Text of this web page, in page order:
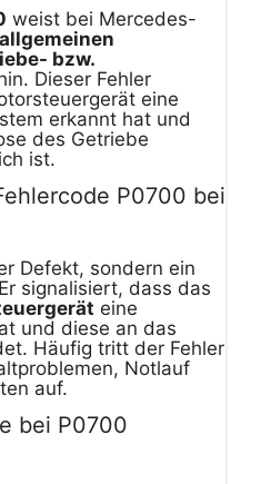
weist bei Mercedes-
allgemeinen
bzw.
Dieser Fehler
eine
erkannt hat und
des Getriebe
ist.
P0700 bei
Defekt, sondern ein
signalisiert, dass das
eine
und diese an das
Häufig tritt der Fehler
Notlauf
auf.
bei P0700